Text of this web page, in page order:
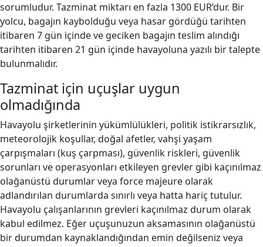
sorumludur. Tazminat miktarı en fazla 1300 EUR’dur. Bir
yolcu, bagajın kaybolduğu veya hasar gördüğü tarihten
itibaren 7 gün içinde ve geciken bagajın teslim alındığı
tarihten itibaren 21 gün içinde havayoluna yazılı bir talepte
bulunmalıdır.
Tazminat için uçuşlar uygun
olmadığında
Havayolu şirketlerinin yükümlülükleri, politik istikrarsızlık,
meteorolojik koşullar, doğal afetler, vahşi yaşam
çarpışmaları (kuş çarpması), güvenlik riskleri, güvenlik
sorunları ve operasyonları etkileyen grevler gibi kaçınılmaz
olağanüstü durumlar veya force majeure olarak
adlandırılan durumlarda sınırlı veya hatta hariç tutulur.
Havayolu çalışanlarının grevleri kaçınılmaz durum olarak
kabul edilmez. Eğer uçuşunuzun aksamasının olağanüstü
bir durumdan kaynaklandığından emin değilseniz veya